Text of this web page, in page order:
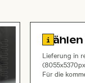
Zu den
Lieferung in
Für die